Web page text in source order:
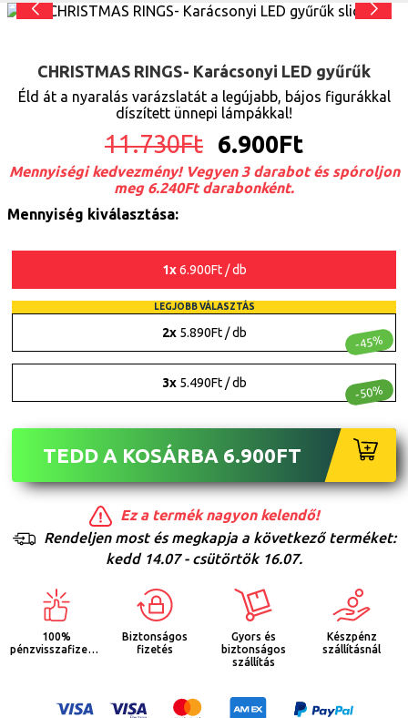
CHRISTMAS RINGS- Karácsonyi LED gyűrűk
Éld át a nyaralás varázslatát a legújabb, bájos figurákkal
díszített ünnepi lámpákkal!
11.730Ft 6.900Ft
Mennyiségi kedvezmény! Vegyen 3 darabot és spóroljon
meg 6.240Ft darabonként.
Mennyiség kiválasztása:
1x6.900Ft / db
LEGJOBB VÁLASZTÁS
2x5.890Ft / db
-45%
3x5.490Ft / db
-50%
TEDD A KOSÁRBA 6.900FT
Ez a termék nagyon kelendő!
Rendeljen most és megkapja a következő terméket:
kedd 14.07 - csütörtök 16.07.
100%
Biztonságos
fizetés
Gyors és
biztonságos
szállítás
Készpénz
szállításnál